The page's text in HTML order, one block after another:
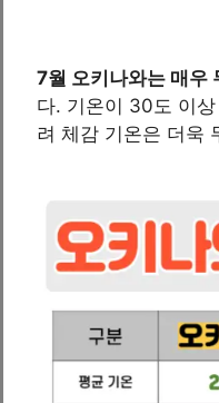
7월 오키나와는 매우
다. 기온이 30도 이
려 체감 기온은 더욱